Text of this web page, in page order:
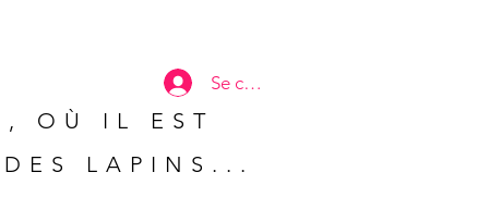
OÙ IL EST
LAPINS...
Se connecter